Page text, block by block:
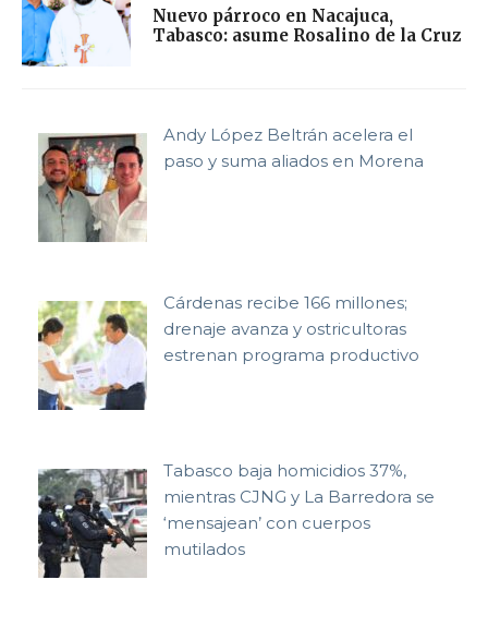
Nuevo párroco en Nacajuca,
Tabasco: asume Rosalino de la Cruz
Andy López Beltrán acelera el
paso y suma aliados en Morena
Cárdenas recibe 166 millones;
drenaje avanza y ostricultoras
estrenan programa productivo
Tabasco baja homicidios 37%,
mientras CJNG y La Barredora se
‘mensajean’ con cuerpos
mutilados